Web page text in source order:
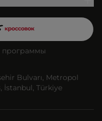
программы
Bulvarı, Metropol
İstanbul, Türkiye